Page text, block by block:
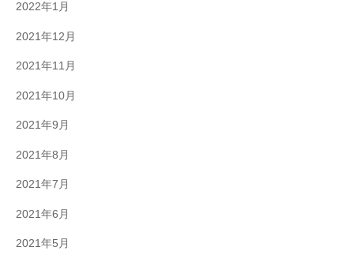
2022年1月
2021年12月
2021年11月
2021年10月
2021年9月
2021年8月
2021年7月
2021年6月
2021年5月